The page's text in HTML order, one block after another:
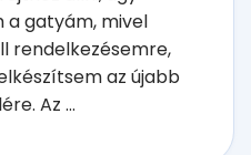
a gatyám, mivel
rendelkezésemre,
az újabb
Az ...